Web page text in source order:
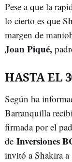
Pese a que la
lo cierto es que
margen de
Joan Piqué,
HASTA EL
Según ha
Barranquilla
firmada por el
de Inversiones
invitó a Shakira a